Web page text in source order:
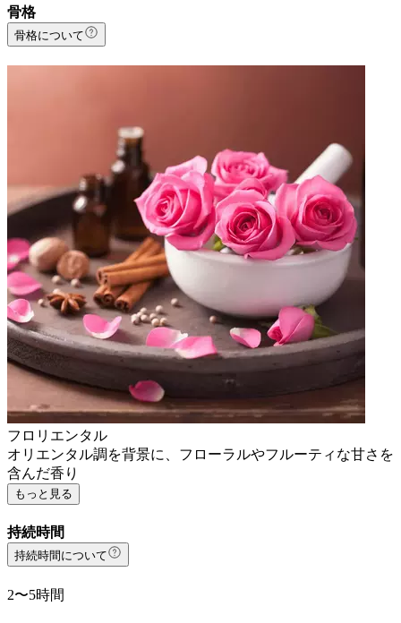
骨格
骨格について
フロリエンタル
オリエンタル調を背景に、フローラルやフルーティな甘さを
含んだ香り
もっと見る
持続時間
持続時間について
2〜5時間